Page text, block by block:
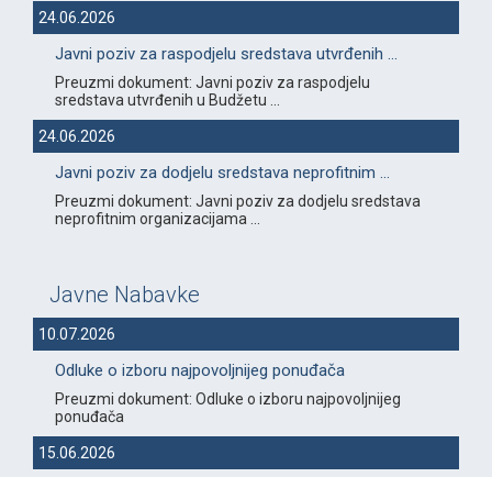
24.06.2026
Javni poziv za raspodjelu sredstava utvrđenih ...
Preuzmi dokument: Javni poziv za raspodjelu
sredstava utvrđenih u Budžetu ...
24.06.2026
Javni poziv za dodjelu sredstava neprofitnim ...
Preuzmi dokument: Javni poziv za dodjelu sredstava
neprofitnim organizacijama ...
Javne Nabavke
10.07.2026
Odluke o izboru najpovoljnijeg ponuđača
Preuzmi dokument: Odluke o izboru najpovoljnijeg
ponuđača
15.06.2026